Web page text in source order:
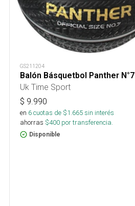
GS211204
Balón Básquetbol Panther N°7
Uk Time Sport
$ 9.990
en 6cuotas de $1.665sin interés
ahorras $400 por transferencia.
Disponible